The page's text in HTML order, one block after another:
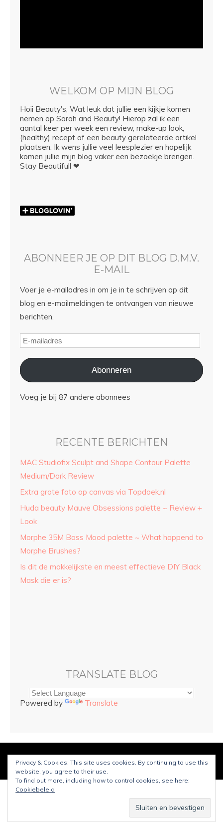
WELKOM OP MIJN BLOG
Hoii Beauty's, Wat leuk dat jullie een kijkje komen
nemen op Sarah and Beauty! Hierop zal ik een
aantal keer per week een review, make-up look,
(healthy) recept of een beauty gerelateerde artikel
plaatsen. Ik wens jullie veel leesplezier en hopelijk
komen jullie mijn blog vaker een bezoekje brengen.
Stay Beautifull ❤
ABONNEER JE OP DIT BLOG D.M.V.
E-MAIL
Voer je e-mailadres in om je in te schrijven op dit
blog en e-mailmeldingen te ontvangen van nieuwe
berichten.
Abonneren
Voeg je bij 87 andere abonnees
RECENTE BERICHTEN
MAC Studiofix Sculpt and Shape Contour Palette
Medium/Dark Review
Extra grote foto op canvas via Topdoek.nl
Huda beauty Mauve Obsessions palette ~ Review +
Look
Morphe 35M Boss Mood palette ~ What happend to
Morphe Brushes?
Is dit de makkelijkste en meest effectieve DIY Black
Mask die er is?
TRANSLATE BLOG
Powered by Translate
© CopyrightSarah and Beauty2025. Mogelijk gemaakt door
WordPress.Ontworpen door Bluchic
Privacy & Cookies: This site uses cookies. By continuing to use this
website, you agree to their use.
To find out more, including how to control cookies, see here:
Cookiebeleid